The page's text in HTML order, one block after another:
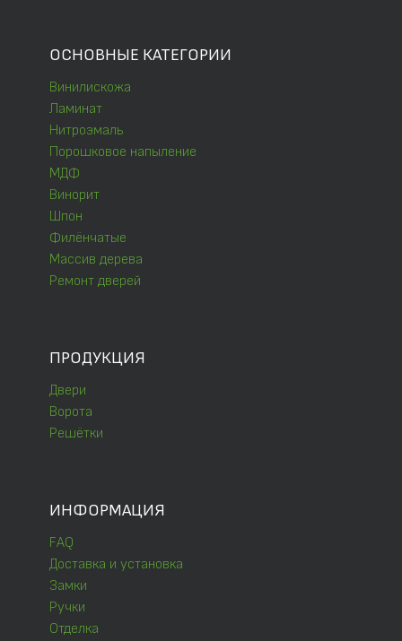
ОСНОВНЫЕ КАТЕГОРИИ
Винилискожа
Ламинат
Нитроэмаль
Порошковое напыление
МДФ
Винорит
Шпон
Филёнчатые
Массив дерева
Ремонт дверей
ПРОДУКЦИЯ
Двери
Ворота
Решётки
ИНФОРМАЦИЯ
FAQ
Доставка и установка
Замки
Ручки
Отделка